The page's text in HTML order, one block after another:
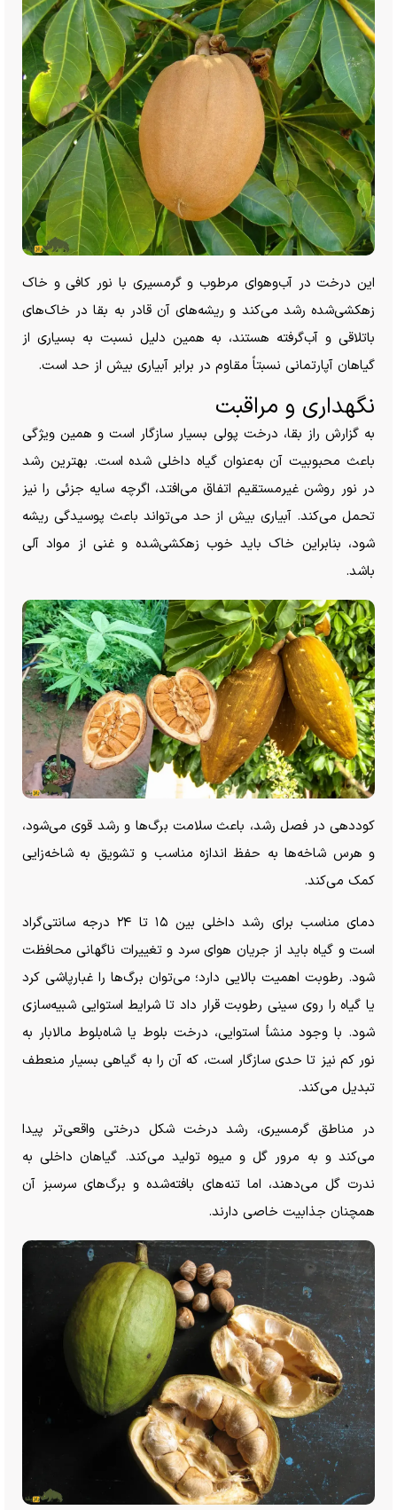
این درخت در آب‌وهوای مرطوب و گرمسیری با نور کافی و خاک
زهکشی‌شده رشد می‌کند و ریشه‌های آن قادر به بقا در خاک‌های
باتلاقی و آب‌گرفته هستند، به همین دلیل نسبت به بسیاری از
گیاهان آپارتمانی نسبتاً مقاوم در برابر آبیاری بیش از حد است.
نگهداری و مراقبت
به گزارش راز بقا، درخت پولی بسیار سازگار است و همین ویژگی
باعث محبوبیت آن به‌عنوان گیاه داخلی شده است. بهترین رشد
در نور روشن غیرمستقیم اتفاق می‌افتد، اگرچه سایه جزئی را نیز
تحمل می‌کند. آبیاری بیش از حد می‌تواند باعث پوسیدگی ریشه
شود، بنابراین خاک باید خوب زهکشی‌شده و غنی از مواد آلی
باشد.
کوددهی در فصل رشد، باعث سلامت برگ‌ها و رشد قوی می‌شود،
و هرس شاخه‌ها به حفظ اندازه مناسب و تشویق به شاخه‌زایی
کمک می‌کند.
دمای مناسب برای رشد داخلی بین ۱۵ تا ۲۴ درجه سانتی‌گراد
است و گیاه باید از جریان هوای سرد و تغییرات ناگهانی محافظت
شود. رطوبت اهمیت بالایی دارد؛ می‌توان برگ‌ها را غبارپاشی کرد
یا گیاه را روی سینی رطوبت قرار داد تا شرایط استوایی شبیه‌سازی
شود. با وجود منشأ استوایی، درخت بلوط یا شاه‌بلوط مالابار به
نور کم نیز تا حدی سازگار است، که آن را به گیاهی بسیار منعطف
تبدیل می‌کند.
در مناطق گرمسیری، رشد درخت شکل درختی واقعی‌تر پیدا
می‌کند و به مرور گل و میوه تولید می‌کند. گیاهان داخلی به
ندرت گل می‌دهند، اما تنه‌های بافته‌شده و برگ‌های سرسبز آن
همچنان جذابیت خاصی دارند.